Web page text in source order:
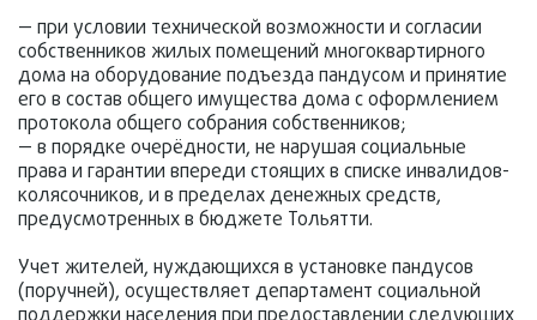
— при условии технической возможности и согласии
собственников жилых помещений многоквартирного
дома на оборудование подъезда пандусом и принятие
его в состав общего имущества дома с оформлением
протокола общего собрания собственников;
— в порядке очерёдности, не нарушая социальные
права и гарантии впереди стоящих в списке инвалидов-
колясочников, и в пределах денежных средств,
предусмотренных в бюджете Тольятти.
Учет жителей, нуждающихся в установке пандусов
(поручней), осуществляет департамент социальной